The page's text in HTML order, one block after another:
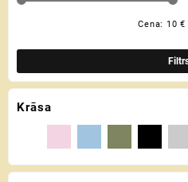
be
on
Cena: 10 €
Krāsa